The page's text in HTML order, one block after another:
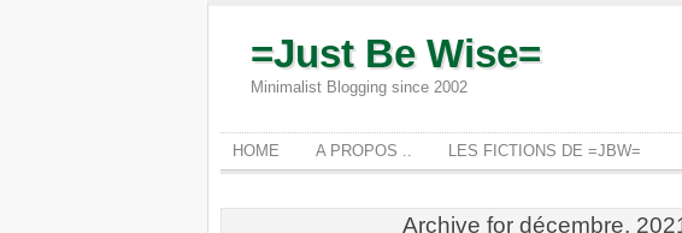
=Just Be Wise=
Minimalist Blogging since 2002
HOME A PROPOS .. LES FICTIONS DE =JBW=
Archive for décembre,